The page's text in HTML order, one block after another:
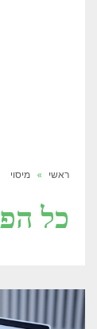
ראשי » מיסוי
כל